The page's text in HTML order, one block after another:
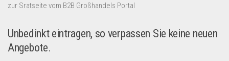
zur Sratseite vom B2B Großhandels Portal
Unbedinkt eintragen, so verpassen Sie keine neuen
Angebote.